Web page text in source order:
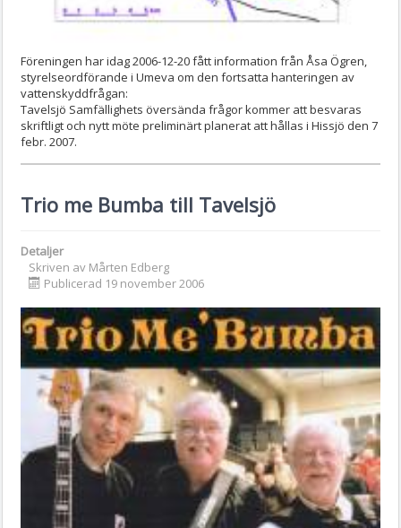
Föreningen har idag 2006-12-20 fått information från Åsa Ögren,
styrelseordförande i Umeva om den fortsatta hanteringen av
vattenskyddfrågan:
Tavelsjö Samfällighets översända frågor kommer att besvaras
skriftligt och nytt möte preliminärt planerat att hållas i Hissjö den 7
febr. 2007.
Trio me Bumba till Tavelsjö
Detaljer
Skriven av Mårten Edberg
Publicerad 19 november 2006